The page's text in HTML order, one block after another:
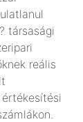
társasági
reális